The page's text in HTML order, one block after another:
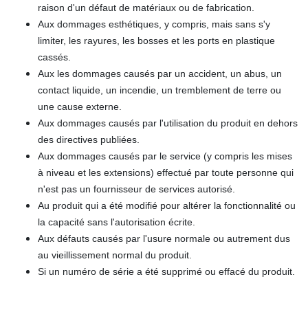
raison d'un défaut de matériaux ou de fabrication.
Aux dommages esthétiques, y compris, mais sans s'y
limiter, les rayures, les bosses et les ports en plastique
cassés.
Aux les dommages causés par un accident, un abus, un
contact liquide, un incendie, un tremblement de terre ou
une cause externe.
Aux dommages causés par l'utilisation du produit en dehors
des directives publiées.
Aux dommages causés par le service (y compris les mises
à niveau et les extensions) effectué par toute personne qui
n'est pas un fournisseur de services autorisé.
Au produit qui a été modifié pour altérer la fonctionnalité ou
la capacité sans l'autorisation écrite.
Aux défauts causés par l'usure normale ou autrement dus
au vieillissement normal du produit.
Si un numéro de série a été supprimé ou effacé du produit.